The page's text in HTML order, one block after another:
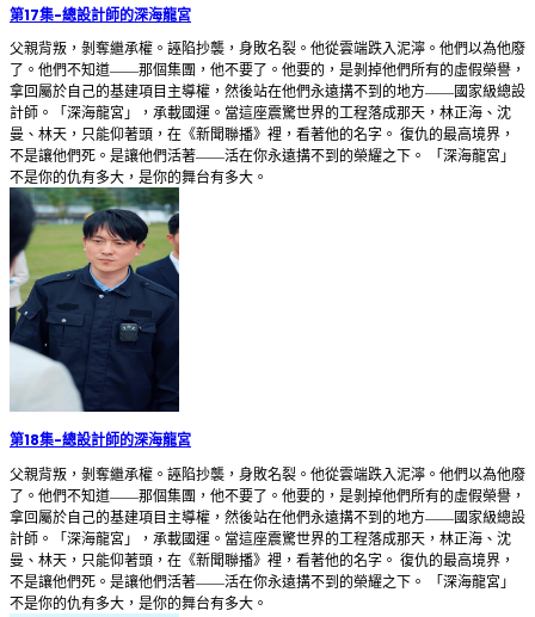
第17集-總設計師的深海龍宮
父親背叛，剝奪繼承權。誣陷抄襲，身敗名裂。他從雲端跌入泥濘。他們以為他廢
了。他們不知道——那個集團，他不要了。他要的，是剝掉他們所有的虛假榮譽，
拿回屬於自己的基建項目主導權，然後站在他們永遠搆不到的地方——國家級總設
計師。「深海龍宮」，承載國運。當這座震驚世界的工程落成那天，林正海、沈
曼、林天，只能仰著頭，在《新聞聯播》裡，看著他的名字。 復仇的最高境界，
不是讓他們死。是讓他們活著——活在你永遠搆不到的榮耀之下。 「深海龍宮」
不是你的仇有多大，是你的舞台有多大。
第18集-總設計師的深海龍宮
父親背叛，剝奪繼承權。誣陷抄襲，身敗名裂。他從雲端跌入泥濘。他們以為他廢
了。他們不知道——那個集團，他不要了。他要的，是剝掉他們所有的虛假榮譽，
拿回屬於自己的基建項目主導權，然後站在他們永遠搆不到的地方——國家級總設
計師。「深海龍宮」，承載國運。當這座震驚世界的工程落成那天，林正海、沈
曼、林天，只能仰著頭，在《新聞聯播》裡，看著他的名字。 復仇的最高境界，
不是讓他們死。是讓他們活著——活在你永遠搆不到的榮耀之下。 「深海龍宮」
不是你的仇有多大，是你的舞台有多大。